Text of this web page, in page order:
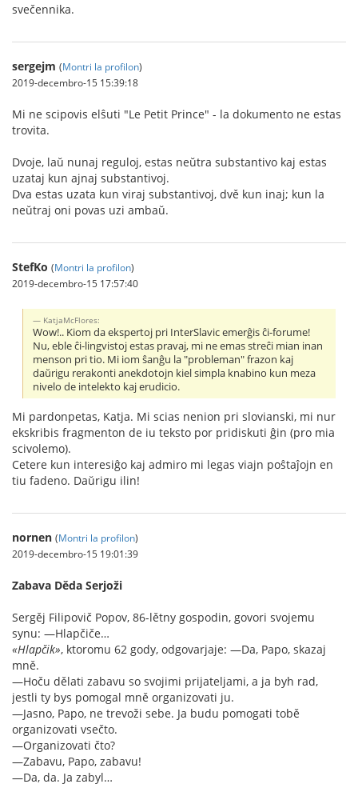
svečennika.
sergejm (Montri la profilon)
2019-decembro-15 15:39:18
Mi ne scipovis elŝuti "Le Petit Prince" - la dokumento ne estas
trovita.
Dvoje, laŭ nunaj reguloj, estas neŭtra substantivo kaj estas
uzataj kun ajnaj substantivoj.
Dva estas uzata kun viraj substantivoj, dvě kun inaj; kun la
neŭtraj oni povas uzi ambaŭ.
StefKo (Montri la profilon)
2019-decembro-15 17:57:40
KatjaMcFlores:
Wow!.. Kiom da ekspertoj pri InterSlavic emerĝis ĉi-forume!
Nu, eble ĉi-lingvistoj estas pravaj, mi ne emas streĉi mian inan
menson pri tio. Mi iom ŝanĝu la "probleman" frazon kaj
daŭrigu rerakonti anekdotojn kiel simpla knabino kun meza
nivelo de intelekto kaj erudicio.
Mi pardonpetas, Katja. Mi scias nenion pri slovianski, mi nur
ekskribis fragmenton de iu teksto por pridiskuti ĝin (pro mia
scivolemo).
Cetere kun interesiĝo kaj admiro mi legas viajn poŝtaĵojn en
tiu fadeno. Daŭrigu ilin!
nornen (Montri la profilon)
2019-decembro-15 19:01:39
Zabava Děda Serjoži
Sergěj Filipovič Popov, 86-lětny gospodin, govori svojemu
synu: —Hlapčiče…
«Hlapčik», ktoromu 62 gody, odgovarjaje: —Da, Papo, skazaj
mně.
—Hoču dělati zabavu so svojimi prijateljami, a ja byh rad,
jestli ty bys pomogal mně organizovati ju.
—Jasno, Papo, ne trevoži sebe. Ja budu pomogati tobě
organizovati vsečto.
—Organizovati čto?
—Zabavu, Papo, zabavu!
—Da, da. Ja zabyl…